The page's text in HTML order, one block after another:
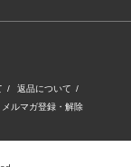
/ 返品について /
メルマガ登録・解除